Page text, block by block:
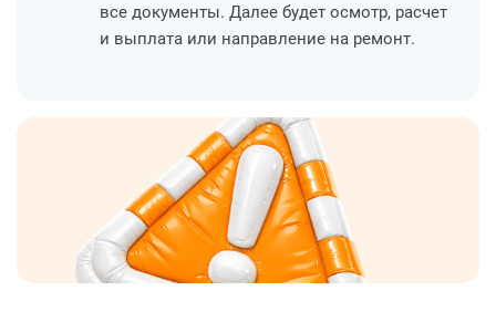
все документы. Далее будет осмотр, расчет
и выплата или направление на ремонт.